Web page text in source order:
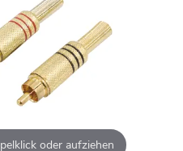
oder aufziehen